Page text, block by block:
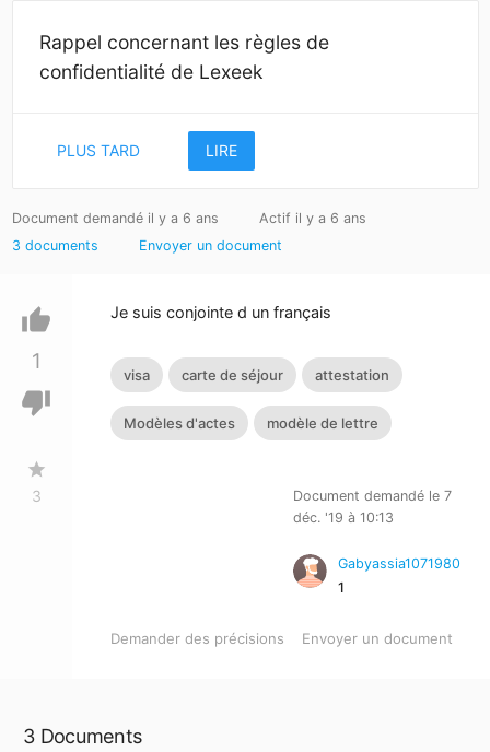
Rappel concernant les règles de
confidentialité de Lexeek
PLUS TARD LIRE
Document demandé il y a 6 ans
Actif il y a 6 ans
3 documents
Envoyer un document
thumb_up
1
thumb_down
star
3
Je suis conjointe d un français
visa carte de séjour attestation
Modèles d'actes modèle de lettre
Document demandé le 7
déc. '19 à 10:13
Gabyassia1071980
1
Demander des précisions Envoyer un document
3 Documents